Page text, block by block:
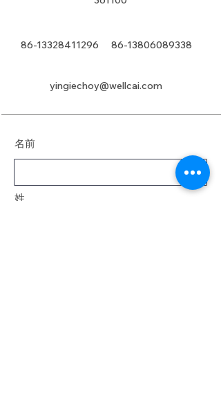
86-13328411296 86-13806089338
yingiechoy@wellcai.com
名前
姓